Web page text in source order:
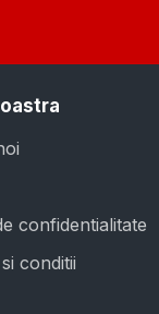
confidentialitate
conditii